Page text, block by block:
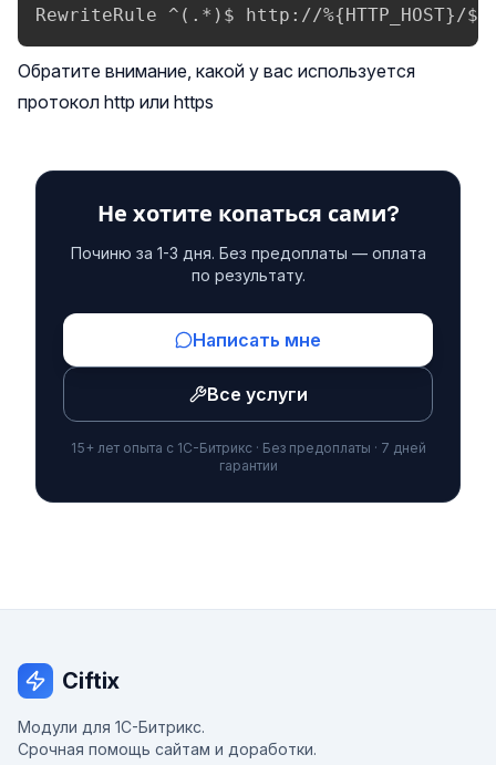
RewriteRule ^(.*)$ http://%{HTTP_HOST}/
Обратите внимание, какой у вас используется
протокол http или https
Не хотите копаться сами?
Починю за 1-3 дня. Без предоплаты — оплата
по результату.
Написать мне
Все услуги
15+ лет опыта с 1С-Битрикс · Без предоплаты · 7 дней
гарантии
Ciftix
Модули для 1С-Битрикс.
Срочная помощь сайтам и доработки.